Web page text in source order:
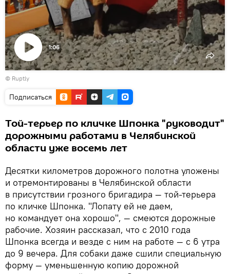
Воспроизвести
видео
1:06
© Ruptly
Подписаться
Той-терьер по кличке Шпонка "руководит"
дорожными работами в Челябинской
области уже восемь лет
Десятки километров дорожного полотна уложены
и отремонтированы в Челябинской области
в присутствии грозного бригадира — той-терьера
по кличке Шпонка. "Лопату ей не даем,
но командует она хорошо", — смеются дорожные
рабочие. Хозяин рассказал, что с 2010 года
Шпонка всегда и везде с ним на работе — с 6 утра
до 9 вечера. Для собаки даже сшили специальную
форму — уменьшенную копию дорожной